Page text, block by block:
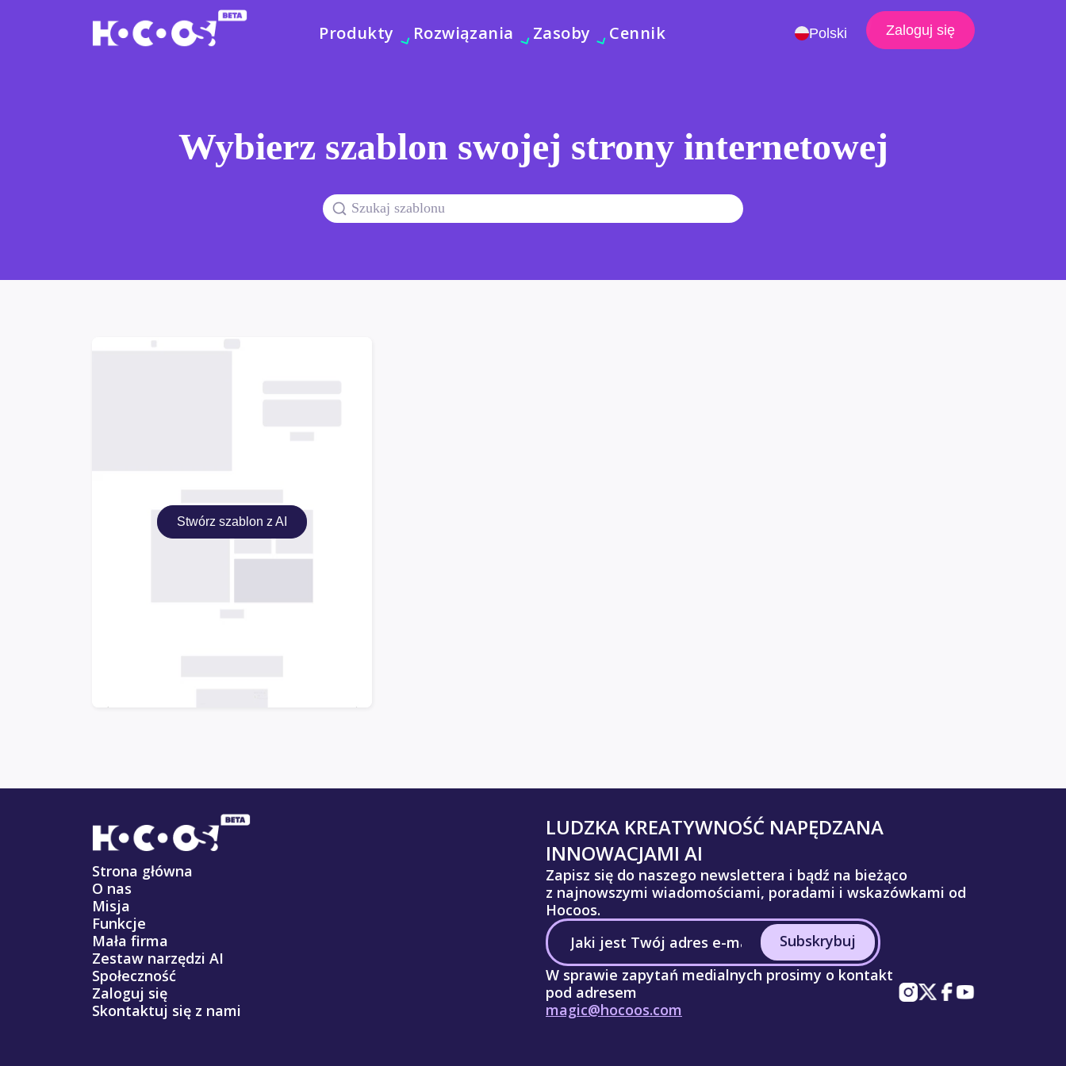
Produkty Rozwiązania Zasoby Cennik Polski Zaloguj się
Wybierz szablon swojej strony internetowej
Stwórz szablon z AI
Strona główna
O nas
Misja
Funkcje
Mała firma
Zestaw narzędzi AI
Społeczność
Zaloguj się
Skontaktuj się z nami
LUDZKA KREATYWNOŚĆ NAPĘDZANA
INNOWACJAMI AI
Zapisz się do naszego newslettera i bądź na bieżąco
z najnowszymi wiadomościami, poradami i wskazówkami od
Hocoos.
Subskrybuj
W sprawie zapytań medialnych prosimy o kontakt
pod adresem
magic@hocoos.com